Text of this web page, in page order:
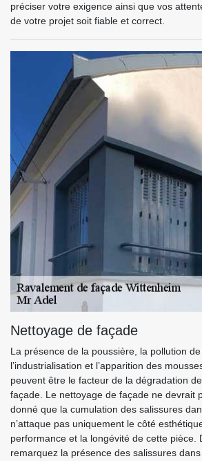
préciser votre exigence ainsi que vos
de votre projet soit fiable et correct.
Nettoyage de façade
La présence de la poussière, la pollution
l’industrialisation et l’apparition des
peuvent être le facteur de la dégradation
façade. Le nettoyage de façade ne devrait
donné que la cumulation des salissures
n’attaque pas uniquement le côté
performance et la longévité de cette pièce.
remarquez la présence des salissures